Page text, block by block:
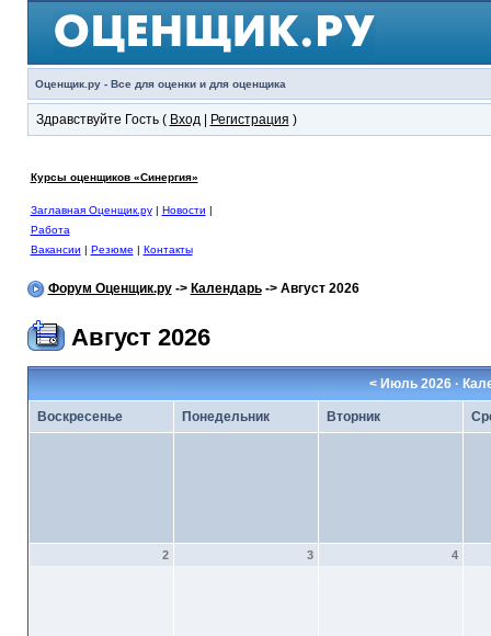
Оценщик.ру - Все для оценки и для оценщика
Здравствуйте Гость ( Вход| Регистрация )
Курсы оценщиков «Синергия»
Заглавная Оценщик.ру| Новости |
Работа
Вакансии | Резюме | Контакты
Форум Оценщик.ру-> Календарь-> Август 2026
Август 2026
< Июль 2026·
Воскресенье Понедельник Вторник
2 3 4